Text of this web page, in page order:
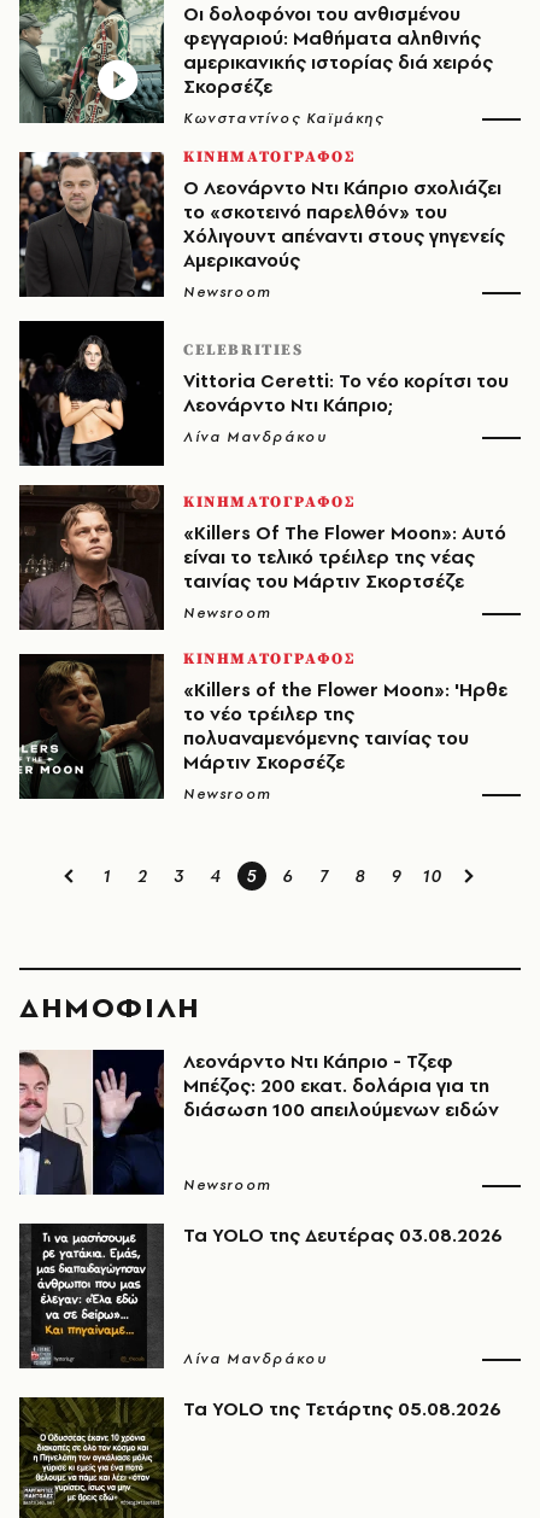
Οι δολοφόνοι του ανθισμένου
φεγγαριού: Μαθήματα αληθινής
αμερικανικής ιστορίας διά χειρός
Σκορσέζε
Κωνσταντίνος Καϊμάκης
ΚΙΝΗΜΑΤΟΓΡΑΦΟΣ
Ο Λεονάρντο Ντι Κάπριο σχολιάζει
το «σκοτεινό παρελθόν» του
Χόλιγουντ απέναντι στους γηγενείς
Αμερικανούς
Newsroom
CELEBRITIES
Vittoria Ceretti: Το νέο κορίτσι του
Λεονάρντο Ντι Κάπριο;
Λίνα Μανδράκου
ΚΙΝΗΜΑΤΟΓΡΑΦΟΣ
«Killers Of The Flower Moon»: Αυτό
είναι το τελικό τρέιλερ της νέας
ταινίας του Μάρτιν Σκορτσέζε
Newsroom
ΚΙΝΗΜΑΤΟΓΡΑΦΟΣ
«Killers of the Flower Moon»: 'Ηρθε
το νέο τρέιλερ της
πολυαναμενόμενης ταινίας του
Μάρτιν Σκορσέζε
Newsroom
1 2 3 4 5 6 7 8 9 10
ΔΗΜΟΦΙΛΗ
Λεονάρντο Ντι Κάπριο - Τζεφ
Μπέζος: 200 εκατ. δολάρια για τη
διάσωση 100 απειλούμενων ειδών
Newsroom
Τα YOLO της Δευτέρας 03.08.2026
Λίνα Μανδράκου
Τα YOLO της Τετάρτης 05.08.2026